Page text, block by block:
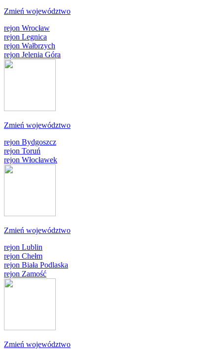
Zmień województwo
rejon Wrocław
rejon Legnica
rejon Wałbrzych
rejon Jelenia Góra
Zmień województwo
rejon Bydgoszcz
rejon Toruń
rejon Włocławek
Zmień województwo
rejon Lublin
rejon Chełm
rejon Biała Podlaska
rejon Zamość
Zmień województwo